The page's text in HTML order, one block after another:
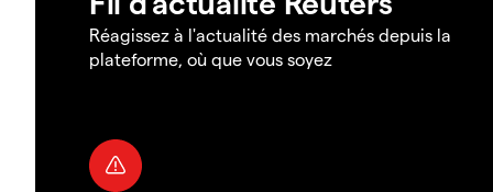
Réagissez à l'actualité des marchés depuis la
plateforme, où que vous soyez